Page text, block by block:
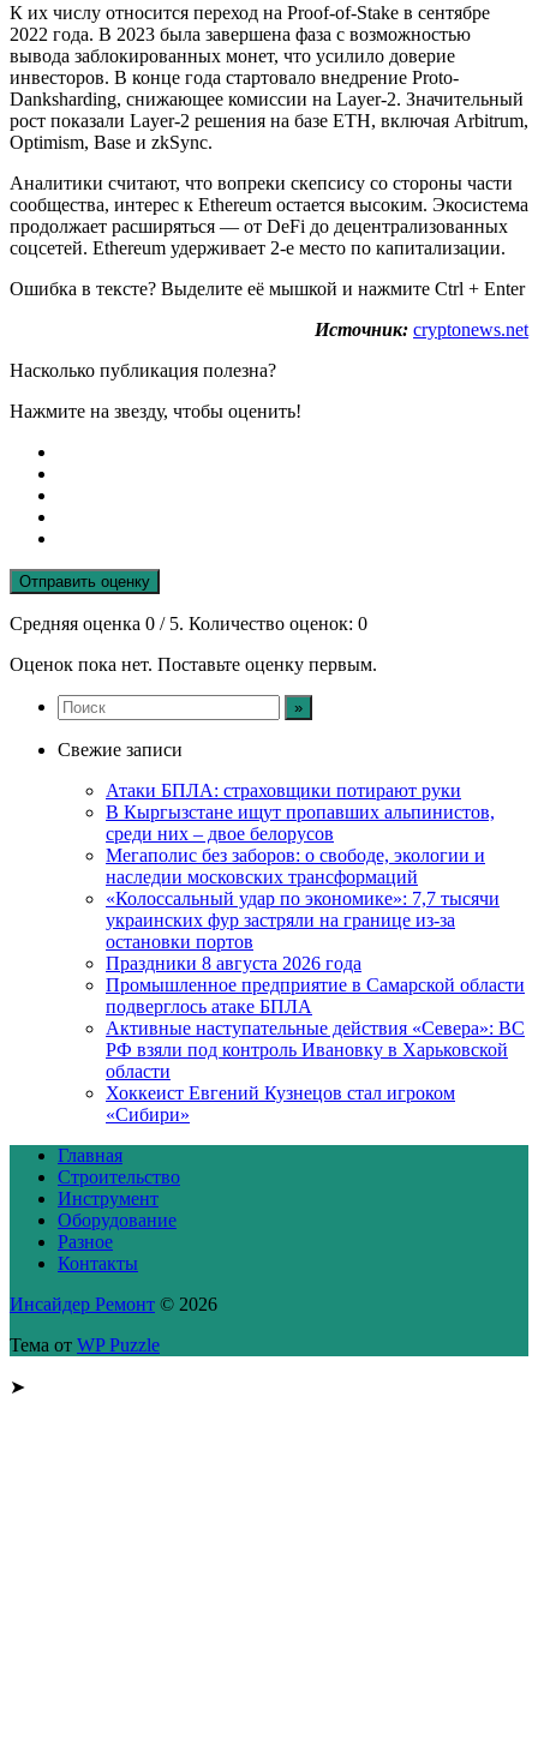
К их числу относится переход на Proof-of-Stake в сентябре
2022 года. В 2023 была завершена фаза с возможностью
вывода заблокированных монет, что усилило доверие
инвесторов. В конце года стартовало внедрение Proto-
Danksharding, снижающее комиссии на Layer-2. Значительный
рост показали Layer-2 решения на базе ETH, включая Arbitrum,
Optimism, Base и zkSync.
Аналитики считают, что вопреки скепсису со стороны части
сообщества, интерес к Ethereum остается высоким. Экосистема
продолжает расширяться — от DeFi до децентрализованных
соцсетей. Ethereum удерживает 2-е место по капитализации.
Ошибка в тексте? Выделите её мышкой и нажмите Ctrl + Enter
Источник: cryptonews.net
Насколько публикация полезна?
Нажмите на звезду, чтобы оценить!
Отправить оценку
Средняя оценка 0 / 5. Количество оценок: 0
Оценок пока нет. Поставьте оценку первым.
Свежие записи
Атаки БПЛА: страховщики потирают руки
В Кыргызстане ищут пропавших альпинистов,
среди них – двое белорусов
Мегаполис без заборов: о свободе, экологии и
наследии московских трансформаций
«Колоссальный удар по экономике»: 7,7 тысячи
украинских фур застряли на границе из-за
остановки портов
Праздники 8 августа 2026 года
Промышленное предприятие в Самарской области
подверглось атаке БПЛА
Активные наступательные действия «Севера»: ВС
РФ взяли под контроль Ивановку в Харьковской
области
Хоккеист Евгений Кузнецов стал игроком
«Сибири»
Главная
Строительство
Инструмент
Оборудование
Разное
Контакты
Инсайдер Ремонт © 2026
Тема от WP Puzzle
➤